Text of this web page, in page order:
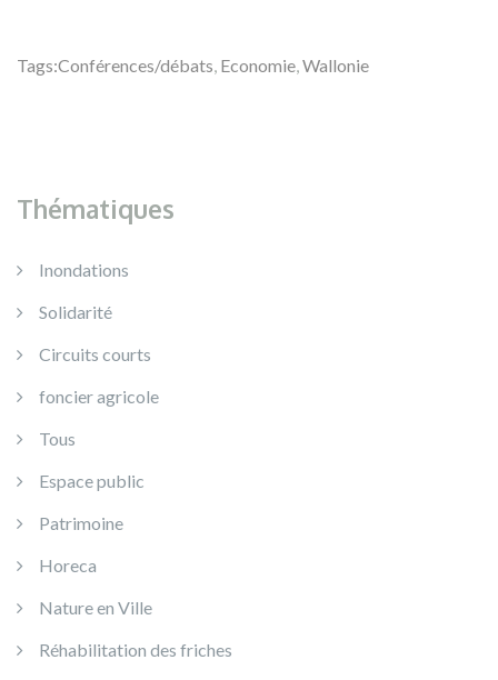
Tags:Conférences/débats, Economie,Wallonie
Thématiques
Inondations
Solidarité
Circuits courts
foncier agricole
Tous
Espace public
Patrimoine
Horeca
Nature en Ville
Réhabilitation des friches